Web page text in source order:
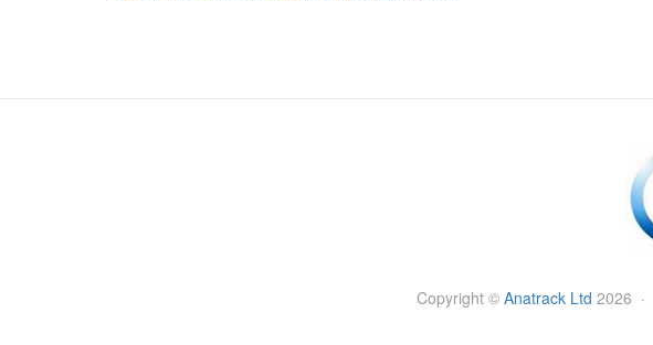
Copyright© Anatrack Ltd 2026 ·